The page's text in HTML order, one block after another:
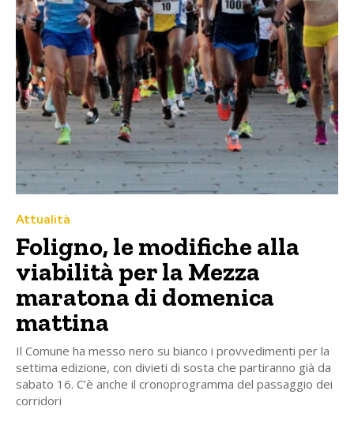
Attualità
Foligno, le modifiche alla
viabilità per la Mezza
maratona di domenica
mattina
Il Comune ha messo nero su bianco i provvedimenti per la
settima edizione, con divieti di sosta che partiranno già da
sabato 16. C’è anche il cronoprogramma del passaggio dei
corridori